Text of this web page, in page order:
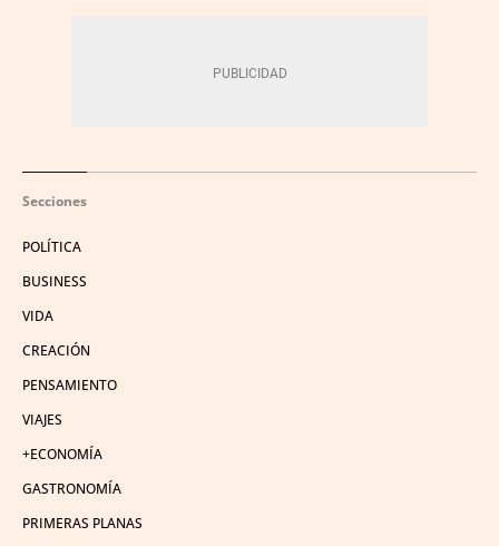
Secciones
POLÍTICA
BUSINESS
VIDA
CREACIÓN
PENSAMIENTO
VIAJES
+ECONOMÍA
GASTRONOMÍA
PRIMERAS PLANAS